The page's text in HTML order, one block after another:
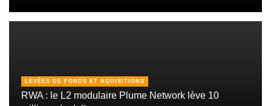
LEVÉES DE FONDS ET AQUISITIONS
RWA : le L2 modulaire Plume Network lève 10